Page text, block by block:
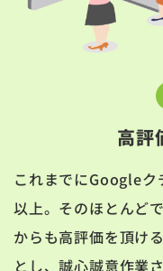
高評
これまでにGoogle
以上。そのほとんど
からも高評価を頂け
とし、誠心誠意作業